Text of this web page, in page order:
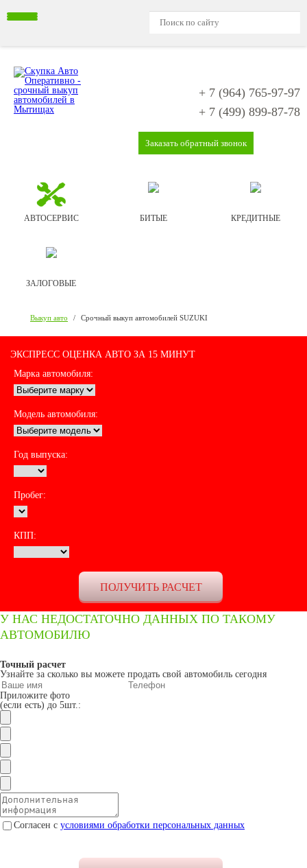
+ 7 (964) 765-97-97
+ 7 (499) 899-87-78
Заказать обратный звонок
АВТОСЕРВИС БИТЫЕ КРЕДИТНЫЕ
ЗАЛОГОВЫЕ
Выкуп авто / Срочный выкуп автомобилей SUZUKI
ЭКСПРЕСС ОЦЕНКА АВТО ЗА 15 МИНУТ
Марка автомобиля:
Модель автомобиля:
Год выпуска:
Пробег:
КПП:
У НАС НЕДОСТАТОЧНО ДАННЫХ ПО ТАКОМУ
АВТОМОБИЛЮ
Точный расчет
Узнайте за сколько вы можете продать свой автомобиль сегодня
Приложите фото
(если есть) до 5шт.:
Согласен с условиями обработки персональных данных